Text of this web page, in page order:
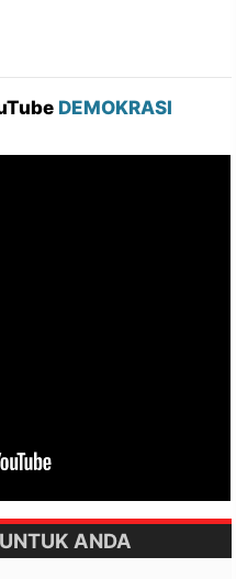
DEMOKRASI
ANDA